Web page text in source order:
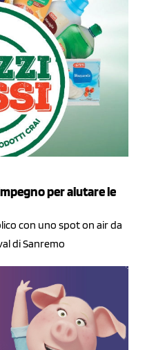
per aiutare le
con uno spot on air da
di Sanremo